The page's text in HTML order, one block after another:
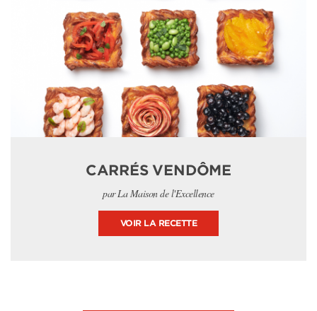
CARRÉS VENDÔME
par La Maison de l'Excellence
VOIR LA RECETTE